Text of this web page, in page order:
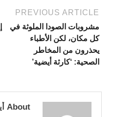
PREVIOUS ARTICLE
مشروبات الصودا الملوثة في
كل مكان، لكن الأطباء
يحذرون من المخاطر
الصحية: ‘كارثة أيضية’
About أيهم الندّار